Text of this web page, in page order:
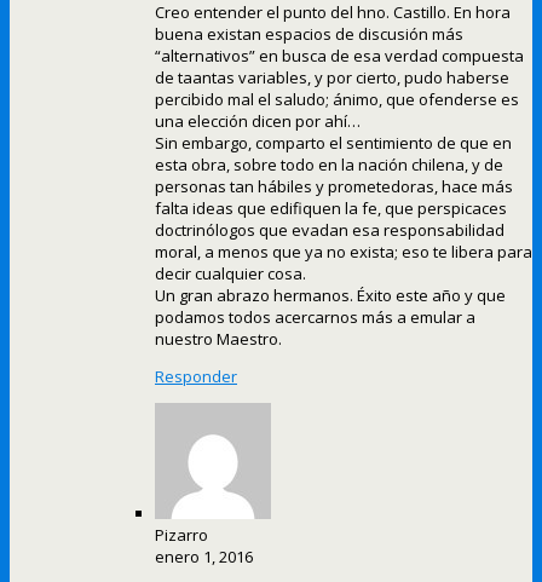
Creo entender el punto del hno. Castillo. En hora
buena existan espacios de discusión más
“alternativos” en busca de esa verdad compuesta
de taantas variables, y por cierto, pudo haberse
percibido mal el saludo; ánimo, que ofenderse es
una elección dicen por ahí…
Sin embargo, comparto el sentimiento de que en
esta obra, sobre todo en la nación chilena, y de
personas tan hábiles y prometedoras, hace más
falta ideas que edifiquen la fe, que perspicaces
doctrinólogos que evadan esa responsabilidad
moral, a menos que ya no exista; eso te libera para
decir cualquier cosa.
Un gran abrazo hermanos. Éxito este año y que
podamos todos acercarnos más a emular a
nuestro Maestro.
Responder
Pizarro
enero 1, 2016